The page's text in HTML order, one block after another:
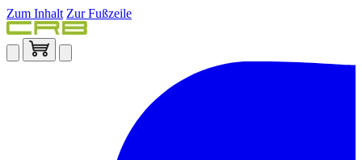
Zum Inhalt Zur Fußzeile